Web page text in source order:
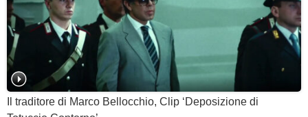
Il traditore di Marco Bellocchio, Clip ‘Deposizione di